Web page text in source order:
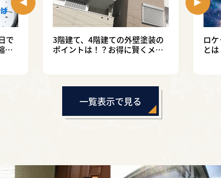
で
す
3階建て、4階建ての外壁塗装の
ポイントは！？お得に賢くメン
ロ
と
一覧表示で見る